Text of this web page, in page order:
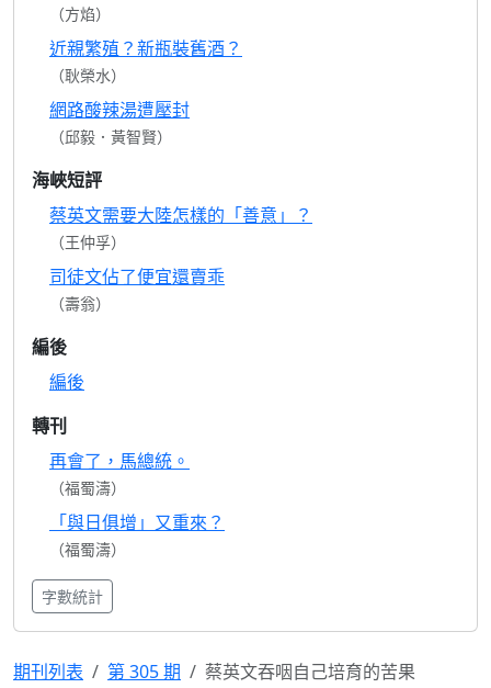
（方焰）
近親繁殖？新瓶裝舊酒？
（耿榮水）
網路酸辣湯遭壓封
（邱毅．黃智賢）
海峽短評
蔡英文需要大陸怎樣的「善意」？
（王仲孚）
司徒文佔了便宜還賣乖
（壽翁）
編後
編後
轉刊
再會了，馬總統。
（福蜀濤）
「與日俱增」又重來？
（福蜀濤）
字數統計
期刊列表 第 305 期 蔡英文吞咽自己培育的苦果